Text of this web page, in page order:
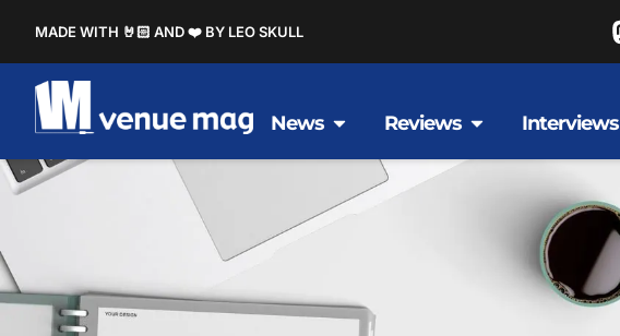
MADE WITH 🤘🏻 AND ❤️ BY LEO SKULL
News Reviews Interviews